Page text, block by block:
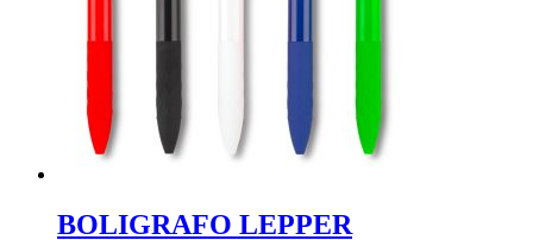
BOLIGRAFO LEPPER